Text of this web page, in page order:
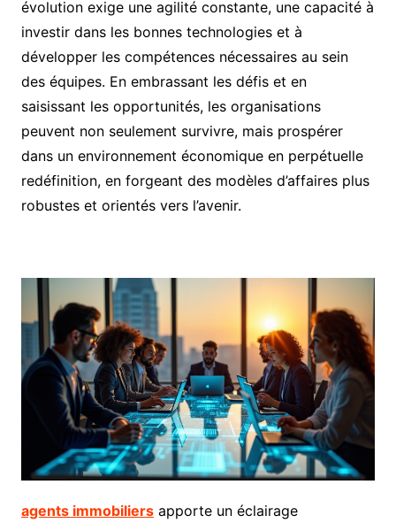
agents immobiliersapporte un éclairage